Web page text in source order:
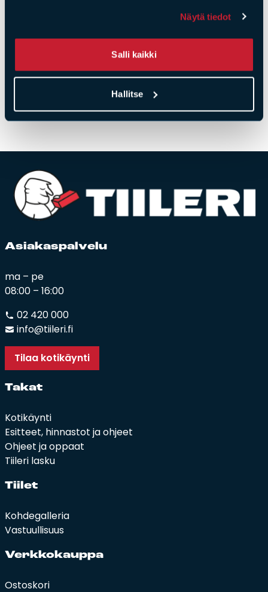
Näytä tiedot
Salli kaikki
Hallitse
Asia­kas­pal­ve­lu
ma – pe
08:00 – 16:00
02 420 000
info@tiileri.fi
Tilaa kotikäynti
Ta­kat
Kotikäynti
Esitteet, hinnastot ja ohjeet
Ohjeet ja oppaat
Tiileri lasku
Tii­let
Kohdegalleria
Vastuullisuus
Verk­ko­kaup­pa
Ostoskori